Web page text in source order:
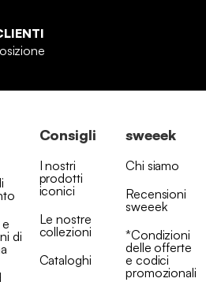
di
Consigli
I nostri
prodotti
iconici
Le nostre
collezioni
Cataloghi
sweeek
Chi siamo
Recensioni
sweeek
*Condizioni
delle offerte
e codici
promozionali